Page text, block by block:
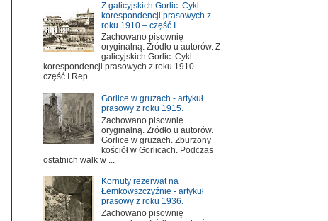
Z galicyjskich Gorlic. Cykl
korespondencji prasowych z
roku 1910 – część I.
Zachowano pisownię
oryginalną. Źródło u autorów. Z
galicyjskich Gorlic. Cykl
korespondencji prasowych z roku 1910 –
część I Rep...
Gorlice w gruzach - artykuł
prasowy z roku 1915.
Zachowano pisownię
oryginalną. Źródło u autorów.
Gorlice w gruzach. Zburzony
kościół w Gorlicach. Podczas
ostatnich walk w ...
Kornuty rezerwat na
Łemkowszczyźnie - artykuł
prasowy z roku 1936.
Zachowano pisownię